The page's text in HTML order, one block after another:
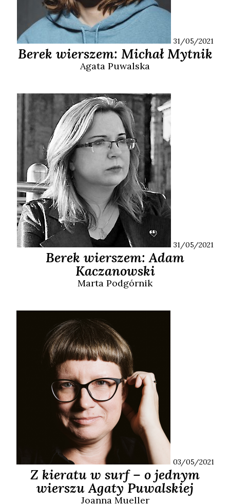
31/05/2021
Berek wierszem: Michał Mytnik
Agata Puwalska
31/05/2021
Berek wierszem: Adam
Kaczanowski
Marta Podgórnik
03/05/2021
Z kieratu w surf – o jednym
wierszu Agaty Puwalskiej
Joanna Mueller